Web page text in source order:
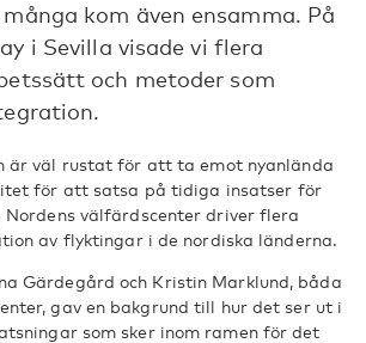
kom även ensamma. På
i Sevilla visade vi flera
och metoder som
är väl rustat för att ta emot nyanlända
för att satsa på tidiga insatser för
Nordens välfärdscenter driver flera
av flyktingar i de nordiska länderna.
Gärdegård och Kristin Marklund, båda
gav en bakgrund till hur det ser ut i
som sker inom ramen för det